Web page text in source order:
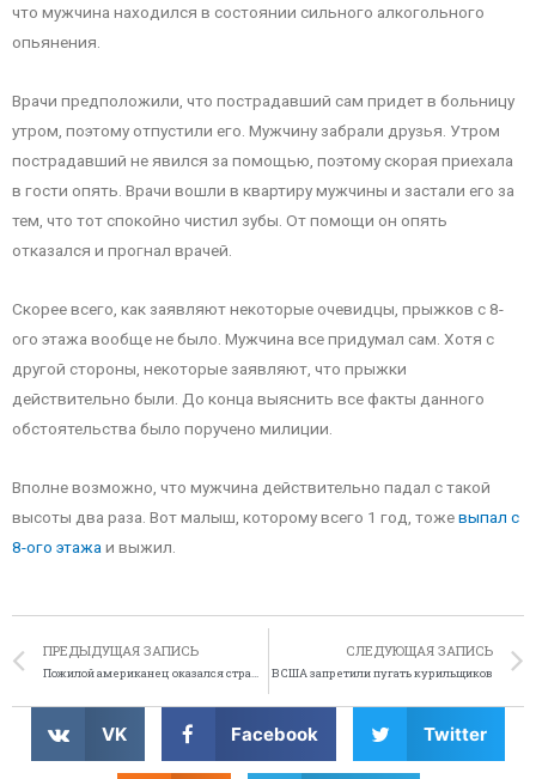
что мужчина находился в состоянии сильного алкогольного
опьянения.
Врачи предположили, что пострадавший сам придет в больницу
утром, поэтому отпустили его. Мужчину забрали друзья. Утром
пострадавший не явился за помощью, поэтому скорая приехала
в гости опять. Врачи вошли в квартиру мужчины и застали его за
тем, что тот спокойно чистил зубы. От помощи он опять
отказался и прогнал врачей.
Скорее всего, как заявляют некоторые очевидцы, прыжков с 8-
ого этажа вообще не было. Мужчина все придумал сам. Хотя с
другой стороны, некоторые заявляют, что прыжки
действительно были. До конца выяснить все факты данного
обстоятельства было поручено милиции.
Вполне возможно, что мужчина действительно падал с такой
высоты два раза. Вот малыш, которому всего 1 год, тожевыпал с
8-ого этажа и выжил.
ПРЕДЫДУЩАЯ ЗАПИСЬ
Пожилой американец оказался страшнее маньяка-убийцы
СЛЕДУЮЩАЯ ЗАПИСЬ
В США запретили пугать курильщиков
VK Facebook Twitter